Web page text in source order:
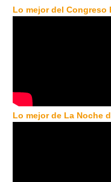
Lo mejor del Congreso
Lo mejor de La Noche